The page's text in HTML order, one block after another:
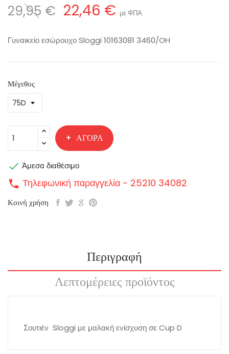
29,95 € 22,46 € με ΦΠΑ
Γυναικείο εσώρουχο Sloggi 10163081 3460/OH
Μέγεθος
ΑΓΟΡΆ
 Άμεσα διαθέσιμο
call Τηλεφωνική παραγγελία - 25210 34082
Κοινή χρήση
Περιγραφή
Λεπτομέρειες προϊόντος
Σουτιέν Sloggi με μαλακή ενίσχυση σε Cup D